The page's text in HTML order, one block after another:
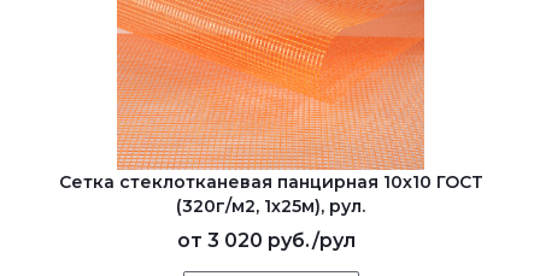
Сетка стеклотканевая панцирная 10х10 ГОСТ
(320г/м2, 1х25м), рул.
от 3 020 руб./рул